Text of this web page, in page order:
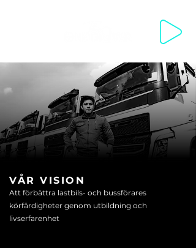
VÅR VISION
Att förbättra lastbils- och bussförares
körfärdigheter genom utbildning och
livserfarenhet